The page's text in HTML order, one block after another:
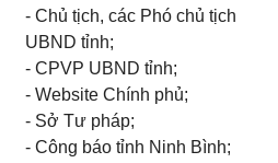
- Chủ tịch, các Phó chủ tịch
UBND tỉnh;
- CPVP UBND tỉnh;
- Website Chính phủ;
- Sở Tư pháp;
- Công báo tỉnh Ninh Bình;